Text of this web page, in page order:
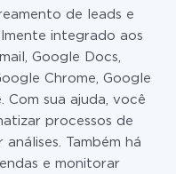
de leads e
integrado aos
Google Docs,
Chrome, Google
Com sua ajuda, você
processos de
Também há
e monitorar